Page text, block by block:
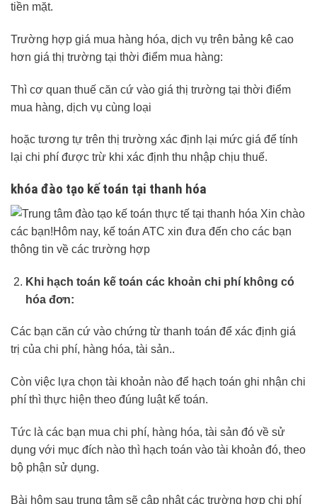
tiền mặt.
Trường hợp giá mua hàng hóa, dịch vụ trên bảng kê cao
hơn giá thị trường tại thời điểm mua hàng:
Thì cơ quan thuế căn cứ vào giá thị trường tại thời điểm
mua hàng, dịch vụ cùng loại
hoặc tương tự trên thị trường xác định lại mức giá để tính
lại chi phí được trừ khi xác định thu nhập chịu thuế.
khóa đào tạo kế toán tại thanh hóa
Khi hạch toán kế toán các khoản chi phí không có
hóa đơn:
Các bạn căn cứ vào chứng từ thanh toán để xác định giá
trị của chi phí, hàng hóa, tài sản..
Còn việc lựa chọn tài khoản nào để hạch toán ghi nhận chi
phí thì thực hiện theo đúng luật kế toán.
Tức là các bạn mua chi phí, hàng hóa, tài sản đó về sử
dụng với mục đích nào thì hạch toán vào tài khoản đó, theo
bộ phận sử dụng.
Bài hôm sau trung tâm sẽ cập nhật các trường hợp chi phí